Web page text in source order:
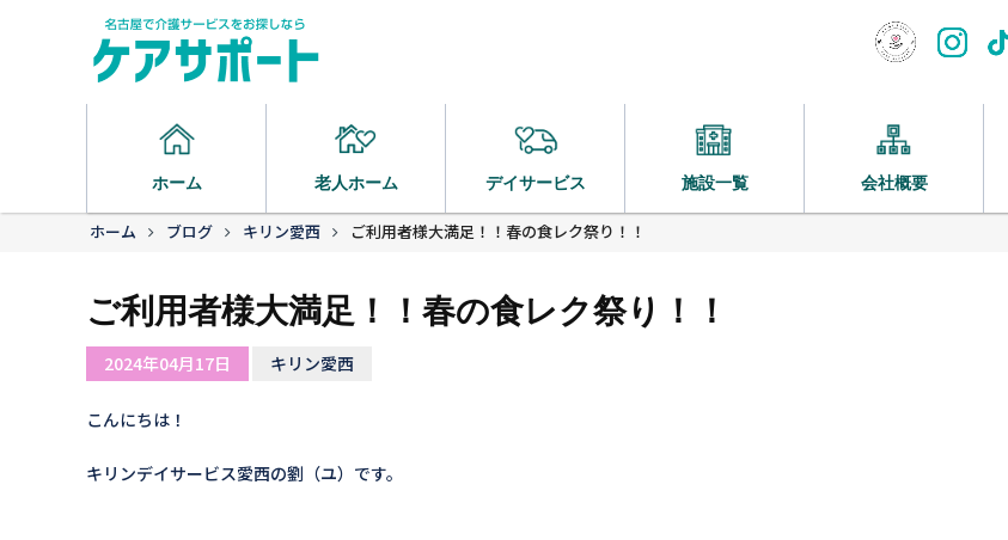
ホーム 老人ホーム デイサービス 施設一覧 会社概要
ホーム ブログ キリン愛西 ご利用者様大満足！！春の食レク祭り！！
ご利用者様大満足！！春の食レク祭り！！
2024年04月17日 キリン愛西
こんにちは！
キリンデイサービス愛西の劉（ユ）です。